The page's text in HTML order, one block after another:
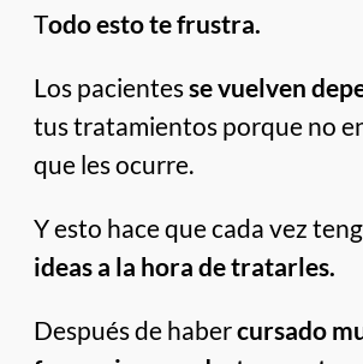
Todo esto te frustra.
Los pacientesse vuelven
tus tratamientos porque no
que les ocurre.
Y esto hace que cada vez
ideas a la hora de tratarles.
Después de habercursado